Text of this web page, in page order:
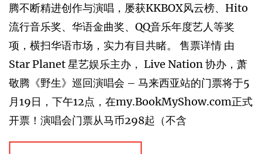
腾不断精进创作与演唱，屡获KKBOX风云榜、Hito
流行音乐奖、华语金曲奖、QQ音乐年度艺人等奖
项，横扫华语市场，实力有目共睹。 售票详情 由
Star Planet 星艺娱乐主办， Live Nation 协办，萧
敬腾《野生》巡回演唱会 – 马来西亚站的门票将于5
月19日，下午12点，在my.BookMyShow.com正式
开票！演唱会门票从马币298起（不含